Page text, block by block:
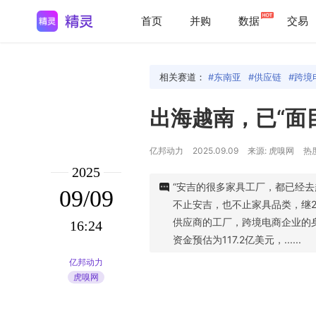
首页 并购 数据 交易
2025
09/09
16:24
亿邦动力
虎嗅网
相关赛道： 东南亚 供应链 跨境
出海越南，已“面
亿邦动力 2025.09.09 来源: 虎嗅网 热
“安吉的很多家具工厂，都已经
不止安吉，也不止家具品类，
供应商的工厂，跨境电商企业
资金预估为117.2亿美元，......